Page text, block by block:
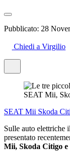
Pubblicato: 28
Chiedi a Virgilio
SEAT Mii Skoda
Sulle auto elettriche
presentato
Mii, Skoda Citigo e